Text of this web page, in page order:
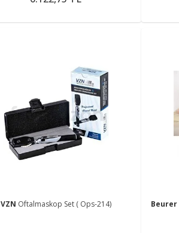
VZN Oftalmaskop Set ( Ops-214) Beurer